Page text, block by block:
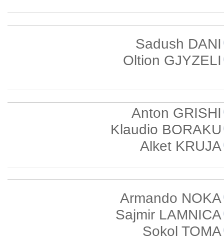
Sadush DANI
Oltion GJYZELI
Anton GRISHI
Klaudio BORAKU
Alket KRUJA
Armando NOKA
Sajmir LAMNICA
Sokol TOMA